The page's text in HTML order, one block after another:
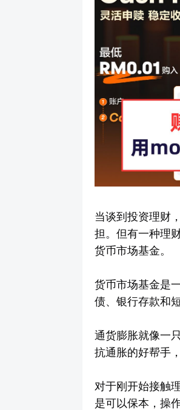
当谈到投资理财
担。但有一种理
货币市场基金。
货币市场基金是
债、银行存款和
通货膨胀就像一
抗通胀的好帮手
对于刚开始接触
是可以保本，操